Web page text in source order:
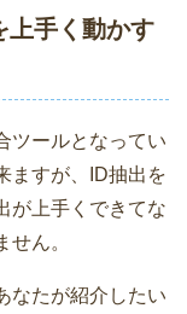
上手く動かす
ツールとなってい
ますが、ID抽出を
が上手くできてな
ん。
なたが紹介したい